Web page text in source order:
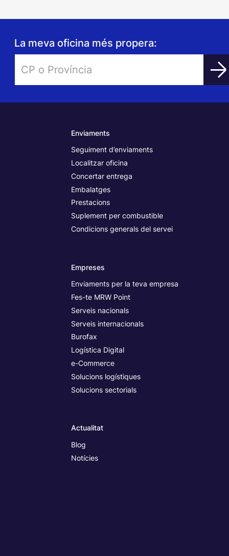
La meva oficina més propera:
Enviaments
Seguiment d’enviaments
Localitzar oficina
Concertar entrega
Embalatges
Prestacions
Suplement per combustible
Condicions generals del servei
Empreses
Enviaments per la teva empresa
Fes-te MRW Point
Serveis nacionals
Serveis internacionals
Burofax
Logística Digital
e-Commerce
Solucions logístiques
Solucions sectorials
Actualitat
Blog
Notícies